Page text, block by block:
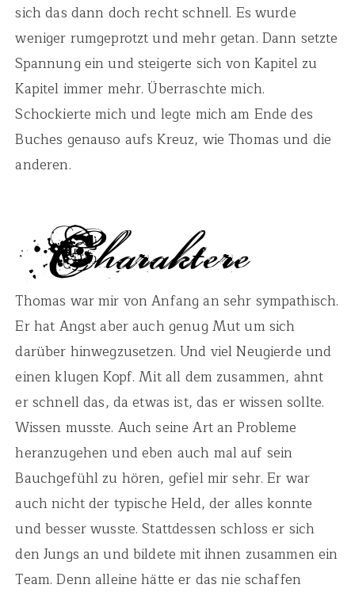
sich das dann doch recht schnell. Es wurde
weniger rumgeprotzt und mehr getan. Dann setzte
Spannung ein und steigerte sich von Kapitel zu
Kapitel immer mehr. Überraschte mich.
Schockierte mich und legte mich am Ende des
Buches genauso aufs Kreuz, wie Thomas und die
anderen.
Thomas war mir von Anfang an sehr sympathisch.
Er hat Angst aber auch genug Mut um sich
darüber hinwegzusetzen. Und viel Neugierde und
einen klugen Kopf. Mit all dem zusammen, ahnt
er schnell das, da etwas ist, das er wissen sollte.
Wissen musste. Auch seine Art an Probleme
heranzugehen und eben auch mal auf sein
Bauchgefühl zu hören, gefiel mir sehr. Er war
auch nicht der typische Held, der alles konnte
und besser wusste. Stattdessen schloss er sich
den Jungs an und bildete mit ihnen zusammen ein
Team. Denn alleine hätte er das nie schaffen